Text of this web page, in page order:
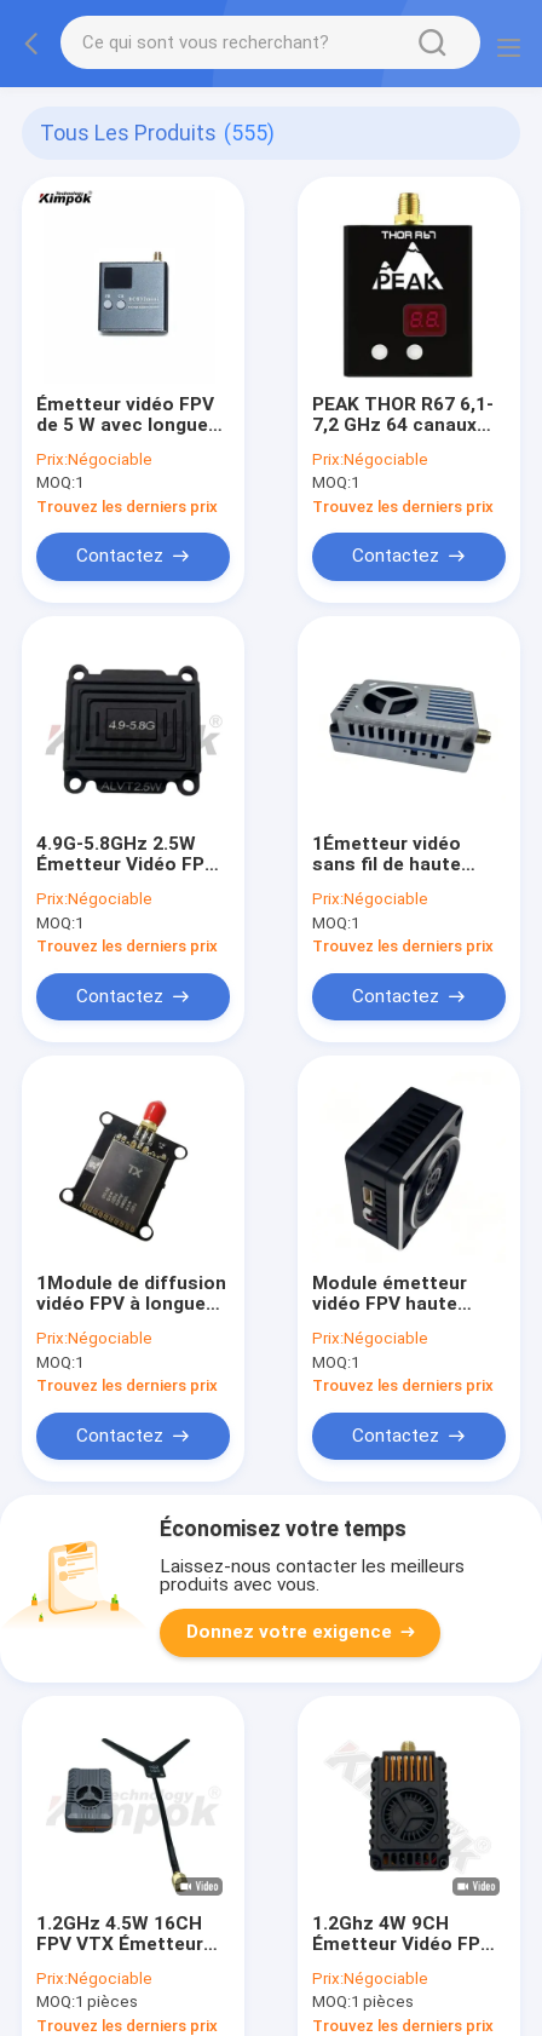
Tous Les Produits (555)
Émetteur vidéo FPV
de 5 W avec longue
56 canaux multi-
canaux pour drones
Prix:Négociable
MOQ:1
Trouvez les derniers prix
Contactez
PEAK THOR R67 6,1-
7,2 GHz 64 canaux
à longue portée avec
signal stable
Prix:Négociable
MOQ:1
Trouvez les derniers prix
Contactez
4.9G-5.8GHz 2.5W
Émetteur Vidéo FPV
pour Drone Longue
Portée 10km
Prix:Négociable
MOQ:1
Trouvez les derniers prix
Contactez
1Émetteur vidéo
sans fil de haute
10 W, module de
transmission
d'images FPV à
Prix:Négociable
MOQ:1
Trouvez les derniers prix
Contactez
1Module de diffusion
vidéo FPV à longue
W avec transmission
d'image sans fil de 10
à 20 km
Prix:Négociable
MOQ:1
Trouvez les derniers prix
Contactez
Module émetteur
vidéo FPV haute
W 9 canaux pour
drones, transmission
sans fil longue
Prix:Négociable
MOQ:1
Trouvez les derniers prix
Contactez
Économisez votre temps
Laissez-nous contacter les meilleurs
produits avec vous.
Donnez votre exigence
1.2GHz 4.5W 16CH
FPV VTX Émetteur
Transmission
d'Images de Drone
Prix:Négociable
MOQ:1 pièces
Trouvez les derniers prix
1.2Ghz 4W 9CH
Émetteur Vidéo FPV
Course avec
Conception Légère
Prix:Négociable
MOQ:1 pièces
Trouvez les derniers prix